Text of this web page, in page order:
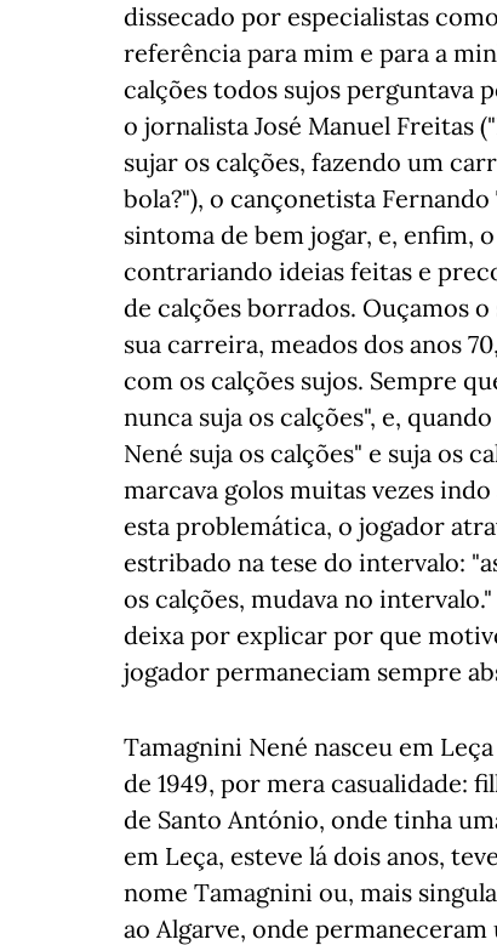
dissecado por especialistas
referência para mim e para a
calções todos sujos perguntava
o jornalista José Manuel Freitas
sujar os calções, fazendo um
bola?"), o cançonetista
sintoma de bem jogar, e, enfim,
contrariando ideias feitas e
de calções borrados. Ouçamos
sua carreira, meados dos anos
com os calções sujos. Sempre
nunca suja os calções", e,
Nené suja os calções" e suja os
marcava golos muitas vezes
esta problemática, o jogador
estribado na tese do intervalo:
os calções, mudava no
deixa por explicar por que
jogador permaneciam sempre
Tamagnini Nené nasceu em
de 1949, por mera casualidade:
de Santo António, onde tinha
em Leça, esteve lá dois anos,
nome Tamagnini ou, mais
ao Algarve, onde